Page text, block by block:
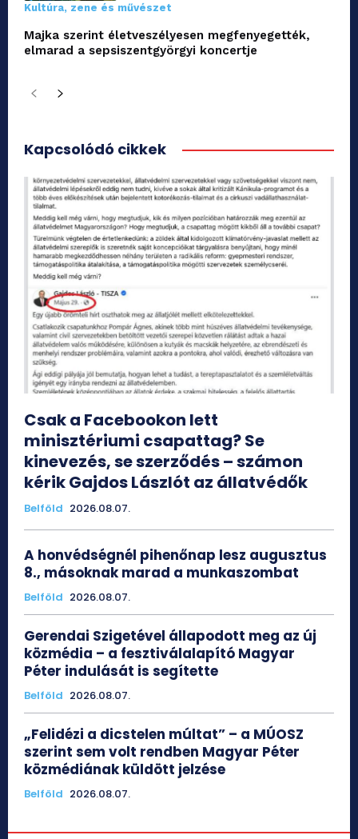
Kultúra, zene és művészet
Majka szerint életveszélyesen megfenyegették,
elmarad a sepsiszentgyörgyi koncertje
Kapcsolódó cikkek
Csak a Facebookon lett
minisztériumi csapattag? Se
kinevezés, se szerződés – számon
kérik Gajdos Lászlót az állatvédők
Belföld 2026.08.07.
A honvédségnél pihenőnap lesz augusztus
8., másoknak marad a munkaszombat
Belföld 2026.08.07.
Gerendai Szigetével állapodott meg az új
közmédia – a fesztiválalapító Magyar
Péter indulását is segítette
Belföld 2026.08.07.
„Felidézi a dicstelen múltat” – a MÚOSZ
szerint sem volt rendben Magyar Péter
közmédiának küldött jelzése
Belföld 2026.08.07.